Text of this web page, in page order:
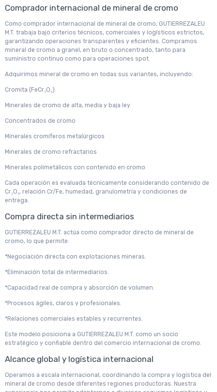
Comprador internacional de mineral de cromo
Como comprador internacional de mineral de cromo, GUTIERREZALEU
M.T. trabaja bajo criterios técnicos, comerciales y logísticos estrictos,
garantizando operaciones transparentes y eficientes. Compramos
mineral de cromo a granel, en bruto o concentrado, tanto para
suministro continuo como para operaciones spot.
Adquirimos mineral de cromo en todas sus variantes, incluyendo:
Cromita (FeCr₂O₄)
Minerales de cromo de alta, media y baja ley
Concentrados de cromo
Minerales cromíferos metalúrgicos
Minerales de cromo refractarios
Minerales polimetálicos con contenido en cromo
Cada operación es evaluada técnicamente considerando contenido de
Cr₂O₃, relación Cr/Fe, humedad, granulometría y condiciones de
entrega.
Compra directa sin intermediarios
GUTIERREZALEU M.T. actúa como comprador directo de mineral de
cromo, lo que permite:
*Negociación directa con explotaciones mineras.
*Eliminación total de intermediarios.
*Capacidad real de compra y absorción de volumen.
*Procesos ágiles, claros y profesionales.
*Relaciones comerciales estables y recurrentes.
Este modelo posiciona a GUTIERREZALEU M.T. como un socio
estratégico y confiable dentro del comercio internacional de cromo.
Alcance global y logística internacional
Operamos a escala internacional, coordinando la compra y logística del
mineral de cromo desde diferentes regiones productoras. Nuestra